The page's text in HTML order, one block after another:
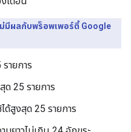
มีผลกับพร็อพเพอร์ตี้ Google
ายการ
ด 25 รายการ
สูงสุด 25 รายการ